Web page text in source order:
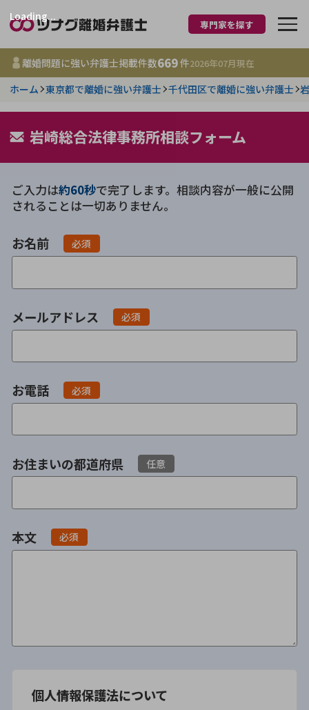
離婚に強い弁護士
都道府県を選択
事務所 669
更新日 :2026年07月31日
相談内容で探す
不貞・不倫慰謝料請求
内縁の夫婦
養育費
慰謝料
DV
離婚の相談先
離婚したくない
専門家を探す
離婚問題に強い弁護士掲載件数669件2026年07月現在
ホーム 東京都で離婚に強い弁護士 千代田区で離婚に強い弁護士
岩崎総合法律事務所相談フォーム
ご入力は約60秒で完了します。相談内容が一般に公開
されることは一切ありません。
お名前 必須
メールアドレス 必須
お電話 必須
お住まいの都道府県 任意
本文 必須
個人情報保護法について
Loading...